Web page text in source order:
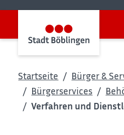
Startseite
Bürger &
Bürgerservices
Verfahren und